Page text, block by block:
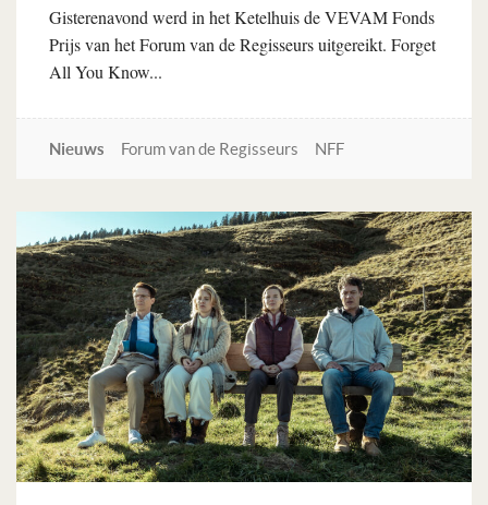
Gisterenavond werd in het Ketelhuis de VEVAM Fonds
Prijs van het Forum van de Regisseurs uitgereikt. Forget
All You Know...
Nieuws Forum van de Regisseurs NFF
Lees verder